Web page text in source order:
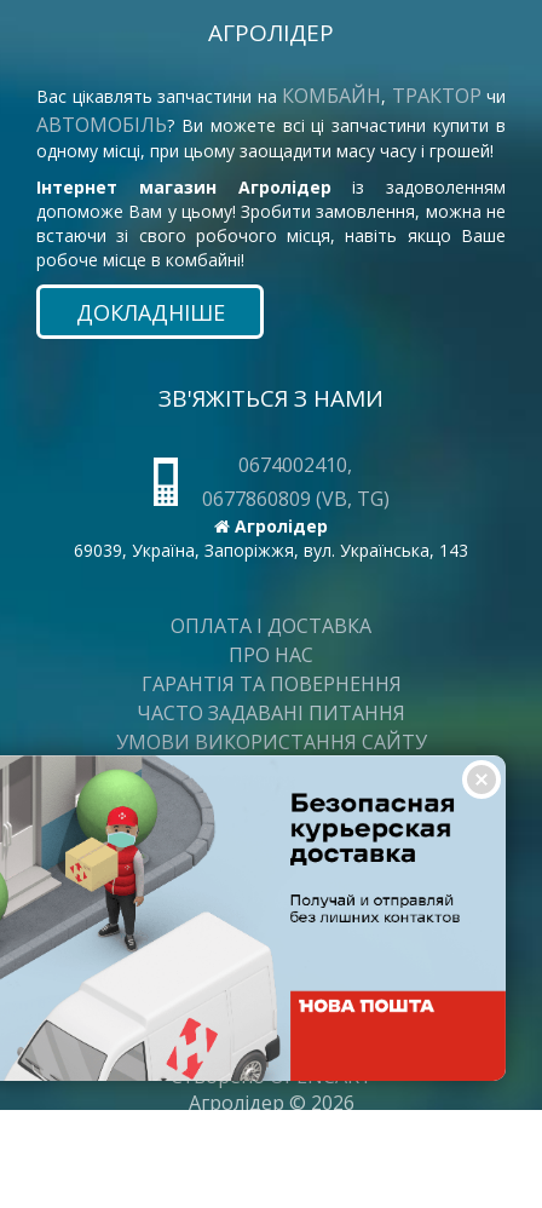
АГРОЛІДЕР
Вас цікавлять запчастини на КОМБАЙН, ТРАКТОР чи
АВТОМОБІЛЬ? Ви можете всі ці запчастини купити в
одному місці, при цьому заощадити масу часу і грошей!
Інтернет магазин Агролідер із задоволенням
допоможе Вам у цьому! Зробити замовлення, можна не
встаючи зі свого робочого місця, навіть якщо Ваше
робоче місце в комбайні!
ДОКЛАДНІШЕ
ЗВ'ЯЖІТЬСЯ З НАМИ
0674002410,
0677860809 (VB, TG)
Агролідер
69039, Україна, Запоріжжя, вул. Українська, 143
ОПЛАТА І ДОСТАВКА
ПРО НАС
ГАРАНТІЯ ТА ПОВЕРНЕННЯ
ЧАСТО ЗАДАВАНІ ПИТАННЯ
УМОВИ ВИКОРИСТАННЯ САЙТУ
ПОСТАЧАЛЬНИКАМ
ПАРТНЕРИ
ГРАФІК РОБОТИ
Пн-Пт: з 8:00 до 21:00
Субота: з 9:00 до 20:00
Неділя: з 10:00 до 19:00
СтвореноOPENCART
Агролідер © 2026